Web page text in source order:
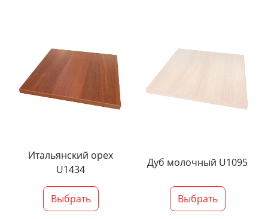
Итальянский орех
U1434
Выбрать
Дуб молочный U1095
Выбрать